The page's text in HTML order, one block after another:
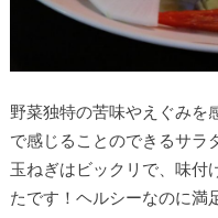
野菜独特の苦味やえぐみを
で感じることのできるサラ
玉ねぎはビックリで、味付
たです！ヘルシーなのに満